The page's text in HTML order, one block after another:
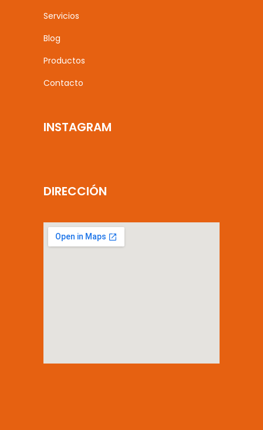
Servicios
Blog
Productos
Contacto
INSTAGRAM
DIRECCIÓN